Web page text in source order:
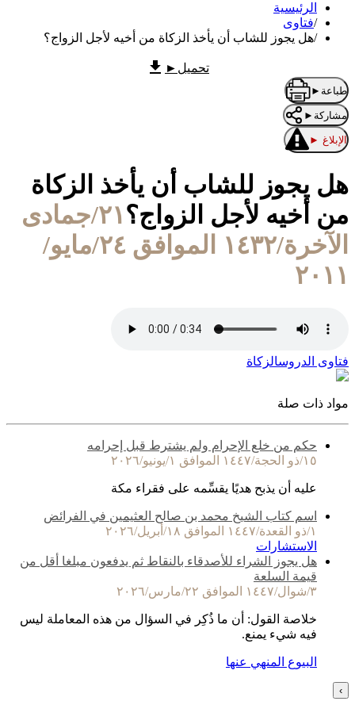
الرئيسية
/فتاوى
/هل يجوز للشاب أن يأخذ الزكاة من أخيه لأجل الزواج؟
تحميل ►
طباعة ►
مشاركة ►
الإبلاغ ►
هل يجوز للشاب أن يأخذ الزكاة
من أخيه لأجل الزواج؟
٢١/جمادى
الآخرة/١٤٣٢ الموافق ٢٤/مايو/
٢٠١١
فتاوى الدروسالزكاة
مواد ذات صلة
حكم من خلع الإحرام ولم يشترط قبل إحرامه
١٥/ذو الحجة/١٤٤٧ الموافق ١/يونيو/٢٠٢٦
عليه أن يذبح هديًا يقسِّمه على فقراء مكة
اسم كتاب الشيخ محمد بن صالح العثيمين في الفرائض
١/ذو القعدة/١٤٤٧ الموافق ١٨/أبريل/٢٠٢٦
الاستشارات
هل يجوز الشراء للأصدقاء بالنقاط ثم يدفعون مبلغا أقل من
قيمة السلعة
٣/شوال/١٤٤٧ الموافق ٢٢/مارس/٢٠٢٦
خلاصة القول: أن ما ذُكِر في السؤال من هذه المعاملة ليس
فيه شيء يمنع.
البيوع المنهي عنها
›